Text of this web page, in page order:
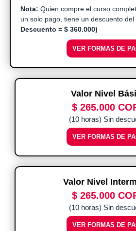
Nota: Quien compre el curso
un solo pago, tiene un descuento del
Descuento = $ 360.000)
VER FORMAS DE
Valor Nivel
$ 265.000
(10 horas) Sin
VER FORMAS DE
Valor Nivel
$ 265.000
(10 horas) Sin
VER FORMAS DE